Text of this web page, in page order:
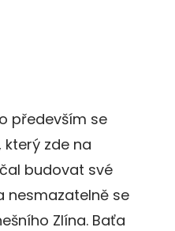
především se
který zde na
budovat své
nesmazatelně se
Zlína. Baťa